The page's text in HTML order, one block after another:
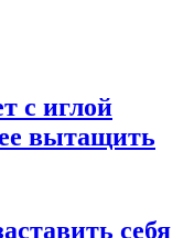
с иглой
вытащить
себя